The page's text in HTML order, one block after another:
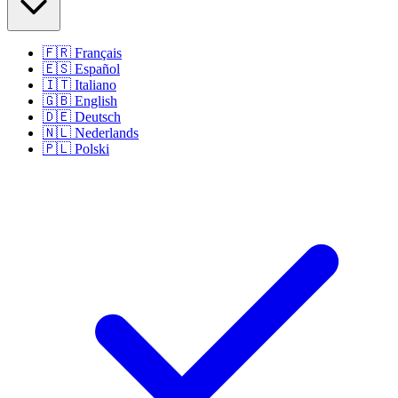
🇫🇷 Français
🇪🇸 Español
🇮🇹 Italiano
🇬🇧 English
🇩🇪 Deutsch
🇳🇱 Nederlands
🇵🇱 Polski